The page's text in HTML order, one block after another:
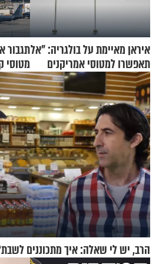
איראן מאיימת על בולגריה: "אל
תאפשרו למטוסי אמריקנים
להמריא מהשטח שלכם"
תגבור
מטוסי
התיכון
הרב, יש לי שאלה: איך מתכוננים